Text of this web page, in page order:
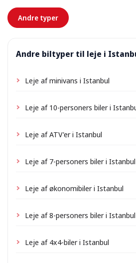
forhånd.
Andre typer
Andre biltyper til leje i
Leje af minivans i Istanbul
Leje af 10-personers biler i
Leje af ATV'er i Istanbul
Leje af 7-personers biler i Istanbul
Leje af økonomibiler i Istanbul
Leje af 8-personers biler i Istanbul
Leje af 4x4-biler i Istanbul